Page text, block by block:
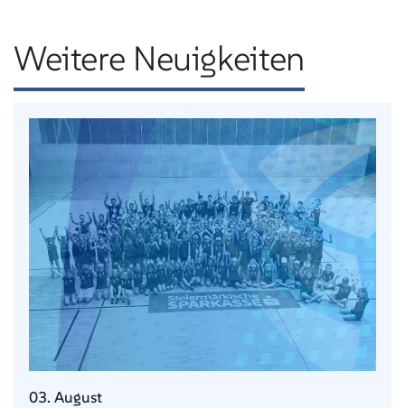
Weitere Neuigkeiten
03. August